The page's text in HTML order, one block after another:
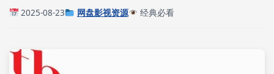
2025-08-23 网盘影视资源 经典必看